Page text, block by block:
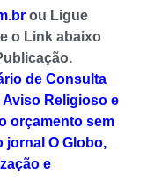
ou Ligue
o Link abaixo
de Consulta
Aviso Religioso e
orçamento sem
jornal O Globo,
e